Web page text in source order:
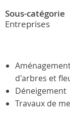
Sous-catégorie
Entreprises
d'arbres et
Déneigement
Travaux de